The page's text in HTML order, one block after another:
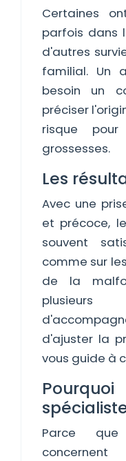
Certaines
parfois dans
d'autres
familial. Un
besoin un
préciser
risque pour
grossesses.
Les
Avec une
et précoce,
souvent
comme sur
de la
d'ajuster la
vous guide à
Parce que